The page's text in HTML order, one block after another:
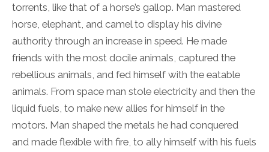
torrents, like that of a horse’s gallop. Man mastered
horse, elephant, and camel to display his divine
authority through an increase in speed. He made
friends with the most docile animals, captured the
rebellious animals, and fed himself with the eatable
animals. From space man stole electricity and then the
liquid fuels, to make new allies for himself in the
motors. Man shaped the metals he had conquered
and made flexible with fire, to ally himself with his fuels